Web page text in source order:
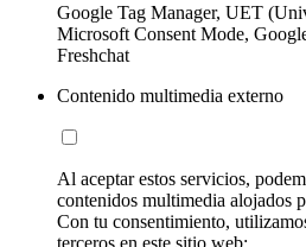
Google Tag Manager, UET
Microsoft Consent Mode,
Freshchat
Contenido multimedia externo
Al aceptar estos servicios,
contenidos multimedia alojados
Con tu consentimiento,
terceros en este sitio web: